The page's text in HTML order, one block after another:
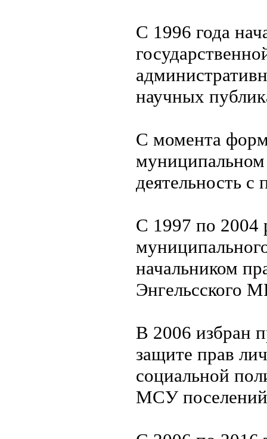
С 1996 года
научных
С момента
муниципальном
деятельность с
С 1997 по 2004
начальником
Энгельсского
В 2006 избран
защите прав
социальной
МСУ поселений